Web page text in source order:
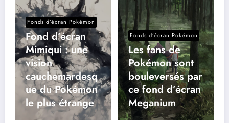
Fonds d’écran Pokémon
Fond d’écran
Mimiqui : une
vision
cauchemardesq
ue du Pokémon
le plus étrange
Fonds d’écran Pokémon
Les fans de
Pokémon sont
bouleversés par
ce fond d’écran
Meganium